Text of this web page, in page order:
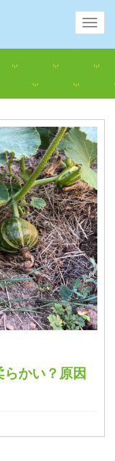
かい？原因